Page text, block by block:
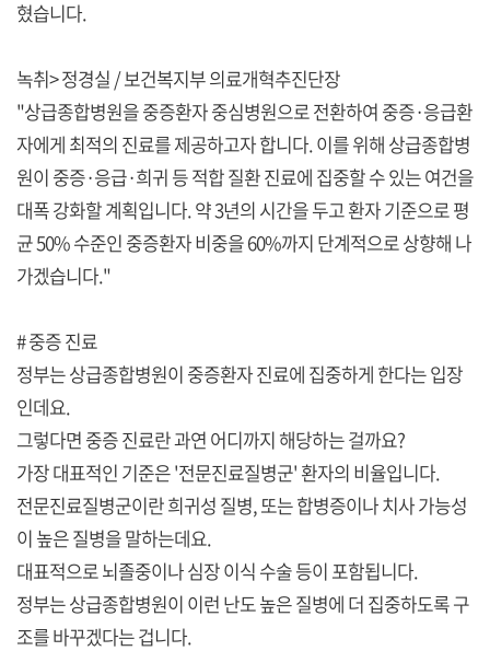
혔습니다.
녹취> 정경실 / 보건복지부 의료개혁추진단장
"상급종합병원을 중증환자 중심병원으로 전환하여 중증·응급환
자에게 최적의 진료를 제공하고자 합니다. 이를 위해 상급종합병
원이 중증·응급·희귀 등 적합 질환 진료에 집중할 수 있는 여건을
대폭 강화할 계획입니다. 약 3년의 시간을 두고 환자 기준으로 평
균 50% 수준인 중증환자 비중을 60%까지 단계적으로 상향해 나
가겠습니다."
# 중증 진료
정부는 상급종합병원이 중증환자 진료에 집중하게 한다는 입장
인데요.
그렇다면 중증 진료란 과연 어디까지 해당하는 걸까요?
가장 대표적인 기준은 '전문진료질병군' 환자의 비율입니다.
전문진료질병군이란 희귀성 질병, 또는 합병증이나 치사 가능성
이 높은 질병을 말하는데요.
대표적으로 뇌졸중이나 심장 이식 수술 등이 포함됩니다.
정부는 상급종합병원이 이런 난도 높은 질병에 더 집중하도록 구
조를 바꾸겠다는 겁니다.